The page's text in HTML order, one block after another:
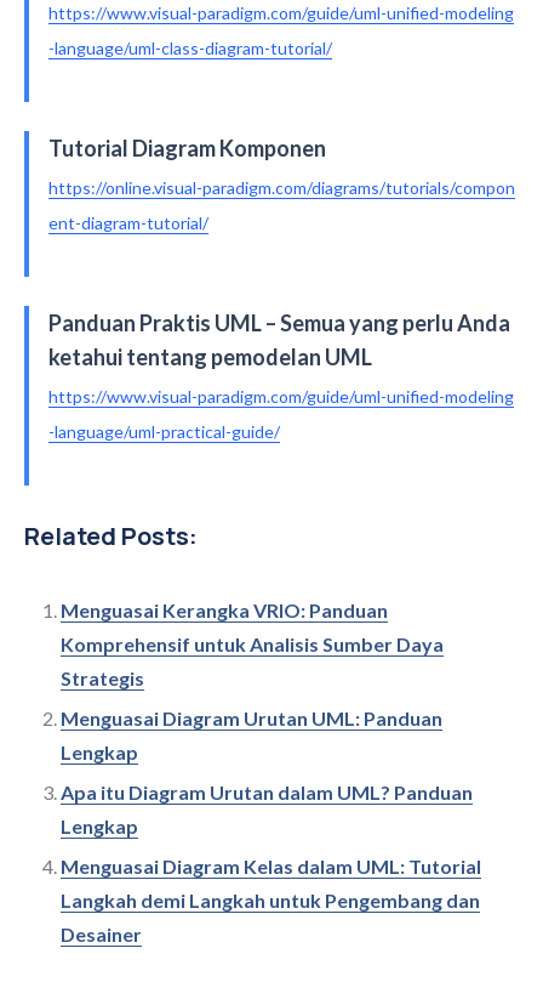
https://www.visual-paradigm.com/guide/uml-unified-modeling
-language/uml-class-diagram-tutorial/
Tutorial Diagram Komponen
https://online.visual-paradigm.com/diagrams/tutorials/compon
ent-diagram-tutorial/
Panduan Praktis UML – Semua yang perlu Anda
ketahui tentang pemodelan UML
https://www.visual-paradigm.com/guide/uml-unified-modeling
-language/uml-practical-guide/
Related Posts:
Menguasai Kerangka VRIO: Panduan
Komprehensif untuk Analisis Sumber Daya
Strategis
Menguasai Diagram Urutan UML: Panduan
Lengkap
Apa itu Diagram Urutan dalam UML? Panduan
Lengkap
Menguasai Diagram Kelas dalam UML: Tutorial
Langkah demi Langkah untuk Pengembang dan
Desainer